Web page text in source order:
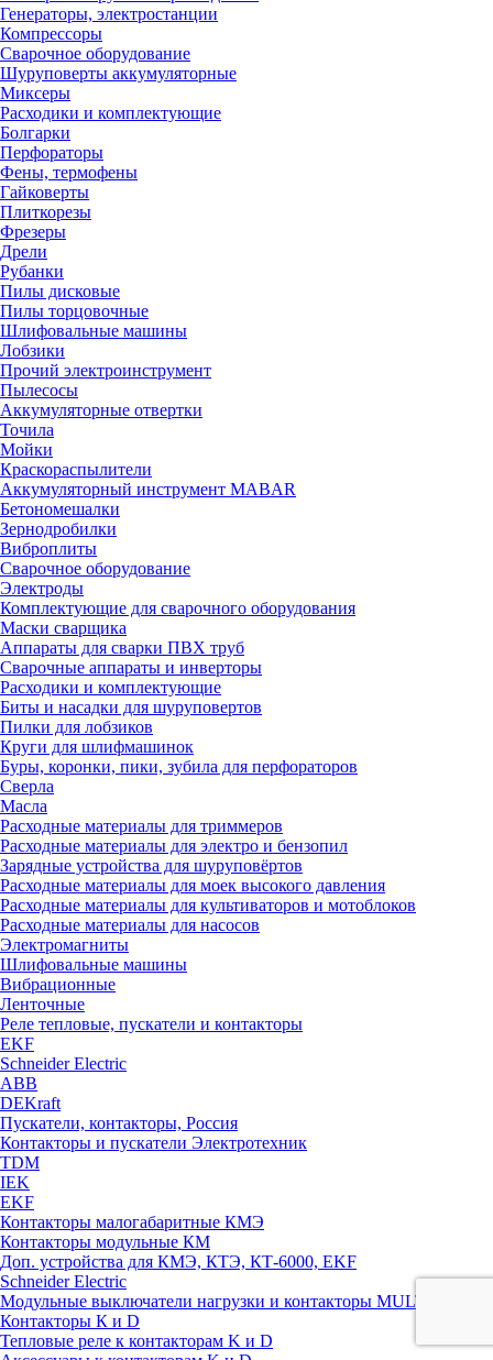
Генераторы, электростанции
Компрессоры
Сварочное оборудование
Шуруповерты аккумуляторные
Миксеры
Расходики и комплектующие
Болгарки
Перфораторы
Фены, термофены
Гайковерты
Плиткорезы
Фрезеры
Дрели
Рубанки
Пилы дисковые
Пилы торцовочные
Шлифовальные машины
Лобзики
Прочий электроинструмент
Пылесосы
Аккумуляторные отвертки
Точила
Мойки
Краскораспылители
Аккумуляторный инструмент MABAR
Бетономешалки
Зернодробилки
Виброплиты
Сварочное оборудование
Электроды
Комплектующие для сварочного оборудования
Маски сварщика
Аппараты для сварки ПВХ труб
Сварочные аппараты и инверторы
Расходики и комплектующие
Биты и насадки для шуруповертов
Пилки для лобзиков
Круги для шлифмашинок
Буры, коронки, пики, зубила для перфораторов
Сверла
Масла
Расходные материалы для триммеров
Расходные материалы для электро и бензопил
Зарядные устройства для шуруповёртов
Расходные материалы для моек высокого давления
Расходные материалы для культиваторов и мотоблоков
Расходные материалы для насосов
Электромагниты
Шлифовальные машины
Вибрационные
Ленточные
Реле тепловые, пускатели и контакторы
EKF
Schneider Electric
ABB
DEKraft
Пускатели, контакторы, Россия
Контакторы и пускатели Электротехник
TDM
IEK
EKF
Контакторы малогабаритные КМЭ
Контакторы модульные КМ
Доп. устройства для КМЭ, КТЭ, КТ-6000, EKF
Schneider Electric
Модульные выключатели нагрузки и контакторы MULTI9
Контакторы К и D
Тепловые реле к контакторам K и D